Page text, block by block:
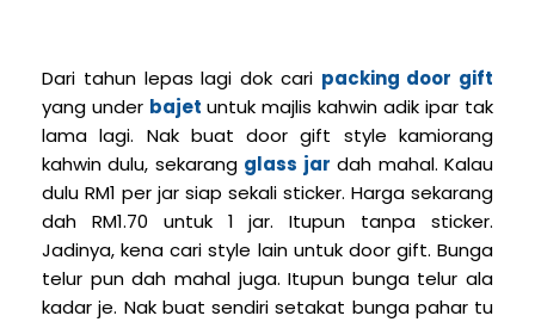
Dari tahun lepas lagi dok cari packing door gift
yang under bajet untuk majlis kahwin adik ipar tak
lama lagi. Nak buat door gift style kamiorang
kahwin dulu, sekarang glass jar dah mahal. Kalau
dulu RM1 per jar siap sekali sticker. Harga sekarang
dah RM1.70 untuk 1 jar. Itupun tanpa sticker.
Jadinya, kena cari style lain untuk door gift. Bunga
telur pun dah mahal juga. Itupun bunga telur ala
kadar je. Nak buat sendiri setakat bunga pahar tu